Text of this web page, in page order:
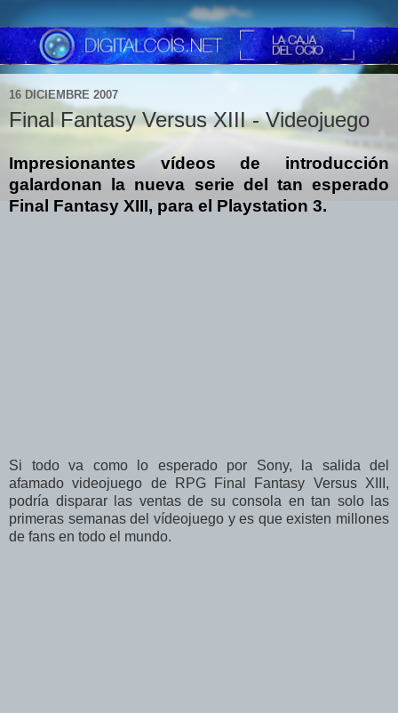
16 DICIEMBRE 2007
Final Fantasy Versus XIII - Videojuego
Impresionantes vídeos de introducción
galardonan la nueva serie del tan esperado
Final Fantasy XIII, para el Playstation 3.
Si todo va como lo esperado por Sony, la salida del
afamado videojuego de RPG Final Fantasy Versus XIII,
podría disparar las ventas de su consola en tan solo las
primeras semanas del vídeojuego y es que existen millones
de fans en todo el mundo.